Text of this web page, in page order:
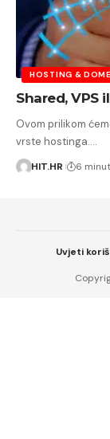
HOSTING &
Shared, VPS
Ovom prilikom
vrste hostinga.…
HIT.HR 6
Uvjeti